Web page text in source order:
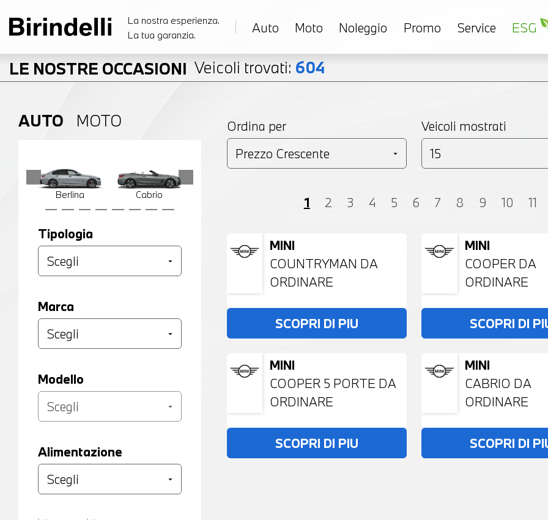
La nostra esperienza.
La tua garanzia.
Auto Moto Noleggio Promo Service ESG
LE NOSTRE OCCASIONI Veicoli trovati: 604
AUTO MOTO
Berlina Cabrio Coupé SUV
Tipologia
Marca
Modello
Alimentazione
Ordina per Veicoli mostrati
1 2 3 4 5 6 7 8 9 10 11
MINI
COUNTRYMAN DA
ORDINARE
SCOPRI DI PIU
MINI
COOPER DA
ORDINARE
SCOPRI DI
MINI
COOPER 5 PORTE DA
ORDINARE
SCOPRI DI PIU
MINI
CABRIO DA
ORDINARE
SCOPRI DI